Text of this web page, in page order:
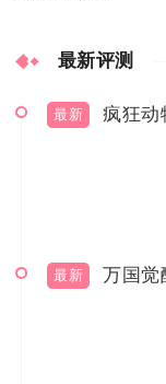
最新评测
最新 疯狂动
最新 万国觉